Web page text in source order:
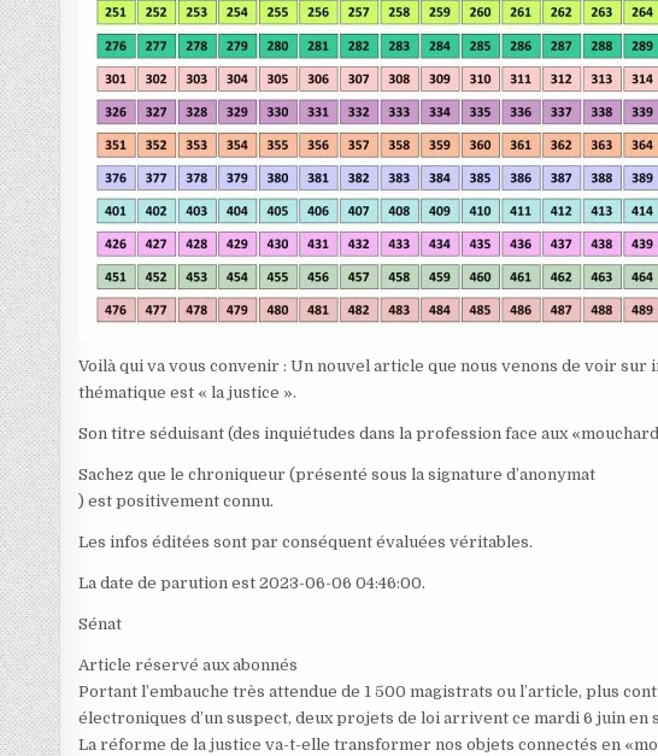
Voilà qui va vous convenir : Un nouvel article que nous venons de voir
thématique est « la justice ».
Son titre séduisant (des inquiétudes dans la profession face aux
Sachez que le chroniqueur (présenté sous la signature d’anonymat
) est positivement connu.
Les infos éditées sont par conséquent évaluées véritables.
La date de parution est 2023-06-06 04:46:00.
Sénat
Article réservé aux abonnés
Portant l’embauche très attendue de 1 500 magistrats ou l’article, plus
électroniques d’un suspect, deux projets de loi arrivent ce mardi 6 juin en
La réforme de la justice va-t-elle transformer nos objets connectés en